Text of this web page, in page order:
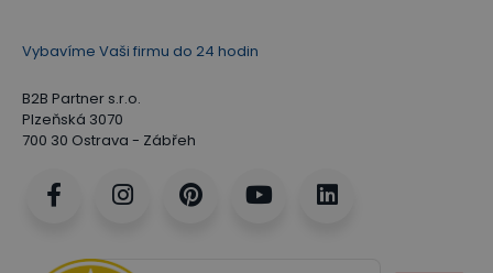
Vybavíme Vaši firmu do 24 hodin
B2B Partner s.r.o.
Plzeňská 3070
700 30 Ostrava - Zábřeh